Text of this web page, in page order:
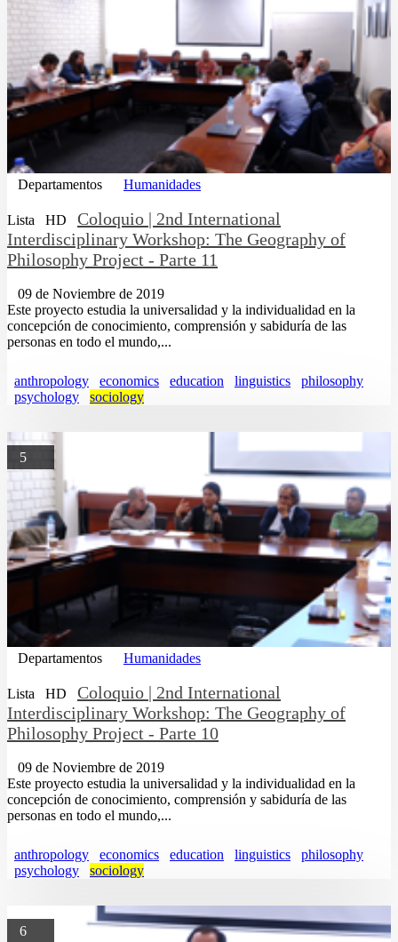
Departamentos Humanidades
Lista HD
Coloquio | 2nd International
Interdisciplinary Workshop: The Geography of
Philosophy Project - Parte 11
09 de Noviembre de 2019
Este proyecto estudia la universalidad y la individualidad en la
concepción de conocimiento, comprensión y sabiduría de las
personas en todo el mundo,...
anthropology economics education linguistics
philosophy
psychology
sociology
5
Departamentos Humanidades
Lista HD
Coloquio | 2nd International
Interdisciplinary Workshop: The Geography of
Philosophy Project - Parte 10
09 de Noviembre de 2019
Este proyecto estudia la universalidad y la individualidad en la
concepción de conocimiento, comprensión y sabiduría de las
personas en todo el mundo,...
anthropology economics education linguistics
philosophy
psychology
sociology
6